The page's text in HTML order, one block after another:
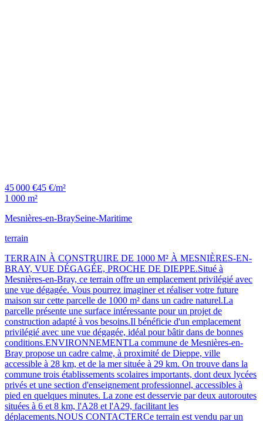
45 000 €45 €/m²
1 000 m²
Mesnières-en-BraySeine-Maritime
terrain
TERRAIN À CONSTRUIRE DE 1000 M² À MESNIÈRES-EN-
BRAY, VUE DÉGAGÉE, PROCHE DE DIEPPE.Situé à
Mesnières-en-Bray, ce terrain offre un emplacement privilégié avec
une vue dégagée. Vous pourrez imaginer et réaliser votre future
maison sur cette parcelle de 1000 m² dans un cadre naturel.La
parcelle présente une surface intéressante pour un projet de
construction adapté à vos besoins.Il bénéficie d'un emplacement
privilégié avec une vue dégagée, idéal pour bâtir dans de bonnes
conditions.ENVIRONNEMENTLa commune de Mesnières-en-
Bray propose un cadre calme, à proximité de Dieppe, ville
accessible à 28 km, et de la mer située à 29 km. On trouve dans la
commune trois établissements scolaires importants, dont deux lycées
privés et une section d'enseignement professionnel, accessibles à
pied en quelques minutes. La zone est desservie par deux autoroutes
situées à 6 et 8 km, l'A28 et l'A29, facilitant les
déplacements.NOUS CONTACTERCe terrain est vendu par un